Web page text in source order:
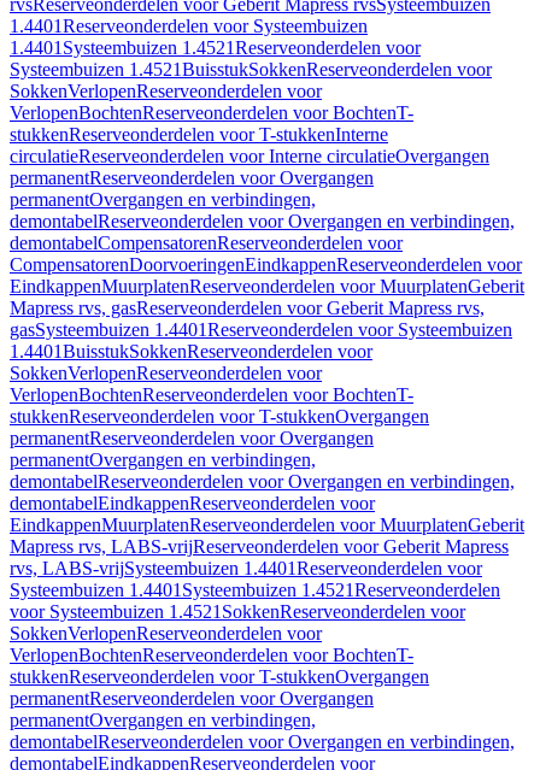
rvsReserveonderdelen voor Geberit Mapress rvsSysteembuizen
1.4401Reserveonderdelen voor Systeembuizen
1.4401 Systeembuizen 1.4521Reserveonderdelen voor
Systeembuizen 1.4521BuisstukSokkenReserveonderdelen voor
SokkenVerlopenReserveonderdelen voor
VerlopenBochtenReserveonderdelen voor BochtenT-
stukkenReserveonderdelen voor T-stukkenInterne
circulatieReserveonderdelen voor Interne circulatieOvergangen
permanentReserveonderdelen voor Overgangen
permanentOvergangen en verbindingen,
demontabelReserveonderdelen voor Overgangen en verbindingen,
demontabelCompensatorenReserveonderdelen voor
CompensatorenDoorvoeringenEindkappenReserveonderdelen voor
EindkappenMuurplatenReserveonderdelen voor MuurplatenGeberit
Mapress rvs, gasReserveonderdelen voor Geberit Mapress rvs,
gasSysteembuizen 1.4401Reserveonderdelen voor Systeembuizen
1.4401BuisstukSokkenReserveonderdelen voor
SokkenVerlopenReserveonderdelen voor
VerlopenBochtenReserveonderdelen voor BochtenT-
stukkenReserveonderdelen voor T-stukkenOvergangen
permanentReserveonderdelen voor Overgangen
permanentOvergangen en verbindingen,
demontabelReserveonderdelen voor Overgangen en verbindingen,
demontabelEindkappenReserveonderdelen voor
EindkappenMuurplatenReserveonderdelen voor MuurplatenGeberit
Mapress rvs, LABS-vrijReserveonderdelen voor Geberit Mapress
rvs, LABS-vrijSysteembuizen 1.4401Reserveonderdelen voor
Systeembuizen 1.4401 Systeembuizen 1.4521Reserveonderdelen
voor Systeembuizen 1.4521 SokkenReserveonderdelen voor
SokkenVerlopenReserveonderdelen voor
VerlopenBochtenReserveonderdelen voor BochtenT-
stukkenReserveonderdelen voor T-stukkenOvergangen
permanentReserveonderdelen voor Overgangen
permanentOvergangen en verbindingen,
demontabelReserveonderdelen voor Overgangen en verbindingen,
demontabelEindkappenReserveonderdelen voor